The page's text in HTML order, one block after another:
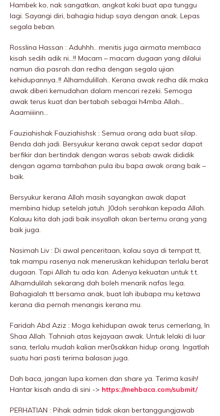
Hambek ko, nak sangatkan, angkat kaki buat apa tunggu
lagi. Sayangi diri, bahagia hidup saya dengan anak. Lepas
segala beban.
Rosslina Hassan : Aduhhh.. menitis juga airmata membaca
kisah sedih adik ni…!! Macam – macam dugaan yang dilalui
namun dia pasrah dan redha dengan segala ujian
kehidupannya..!! Alhamdulillah.. Kerana awak redha dik maka
awak diberi kemudahan dalam mencari rezeki. Semoga
awak terus kuat dan bertabah sebagai h4mba Allah…
Aaamiiiinn…
Fauziahishak Fauziahishsk : Semua orang ada buat silap.
Benda dah jadi. Bersyukur kerana awak cepat sedar dapat
berfikir dan bertindak dengan waras sebab awak dididik
dengan agama tambahan pula ibu bapa awak orang baik –
baik.
Bersyukur kerana Allah masih sayangkan awak dapat
membina hidup setelah jatuh. J0doh serahkan kepada Allah.
Kalauu kita dah jadi baik insyallah akan bertemu orang yang
baik juga.
Nasimah Liv : Di awal penceritaan, kalau saya di tempat tt,
tak mampu rasenya nak meneruskan kehidupan terlalu berat
dugaan. Tapi Allah tu ada kan. Adenya kekuatan untuk t.t.
Alhamdulilah sekarang dah boleh menarik nafas lega.
Bahagialah tt bersama anak, buat lah ibubapa mu ketawa
kerana dia pernah menangis kerana mu.
Faridah Abd Aziz : Moga kehidupan awak terus cemerlang, In
Shaa Allah. Tahniah atas kejayaan awak. Untuk lelaki di luar
sana, terlalu mudah kalian mer0sakkan hidup orang. Ingatlah
suatu hari pasti terima baIasan juga.
Dah baca, jangan lupa komen dan share ya. Terima kasih!
Hantar kisah anda di sini -> https://mehbaca.com/submit/
PERHATIAN : Pihak admin tidak akan bertanggungjawab